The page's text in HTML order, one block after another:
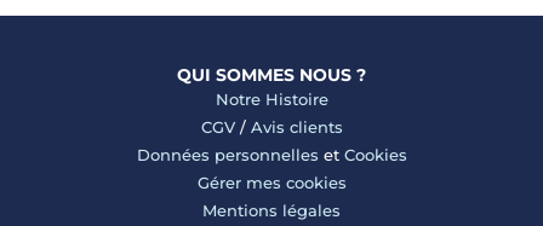
QUI SOMMES NOUS ?
Notre Histoire
CGV/ Avis clients
Données personnelles et Cookies
Gérer mes cookies
Mentions légales